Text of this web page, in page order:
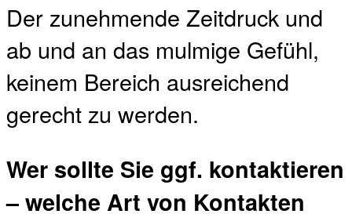
Der zunehmende Zeitdruck und
ab und an das mulmige Gefühl,
keinem Bereich ausreichend
gerecht zu werden.
Wer sollte Sie ggf. kontaktieren
– welche Art von Kontakten